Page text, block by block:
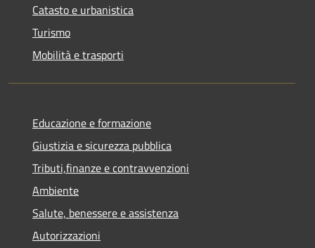
Catasto e urbanistica
Turismo
Mobilità e trasporti
Educazione e formazione
Giustizia e sicurezza pubblica
Tributi,finanze e contravvenzioni
Ambiente
Salute, benessere e assistenza
Autorizzazioni